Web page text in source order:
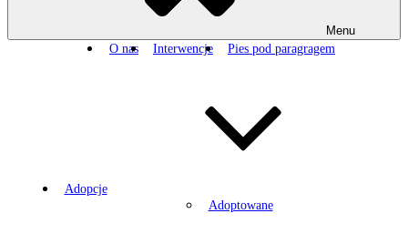
Menu
O nas
Interwencje Pies pod paragragem
Adopcje
Adoptowane